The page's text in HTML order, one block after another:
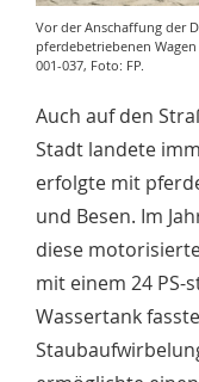
Vor der Anschaffung der
pferdebetriebenen
001-037, Foto: FP.
Auch auf den
Stadt landete
erfolgte mit
und Besen. Im
diese
mit einem 24 PS-
Wassertank